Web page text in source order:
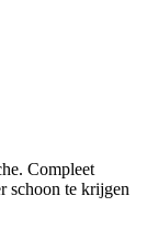
Compleet
schoon te krijgen